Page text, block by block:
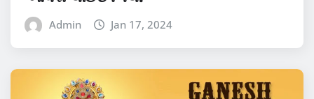
Admin Jan 17, 2024